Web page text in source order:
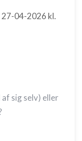
27-04-2026 kl.
sig selv) eller